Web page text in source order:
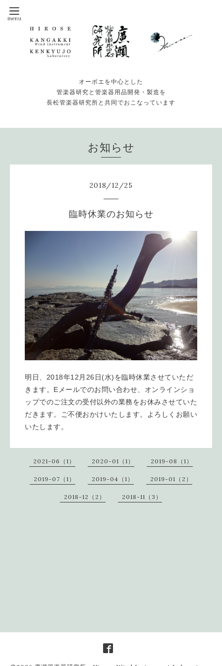
オーボエを中心とした
管楽器研究と管楽器用品開発・製造を
長松管楽器研究所と共同でおこなっています
お知らせ
2018/12/25
臨時休業のお知らせ
明日、2018年12月26日(水)を臨時休業させていただ
きます。Eメールでのお問い合わせ、オンラインショ
ップでのご注文の受付以外の業務をお休みさせていた
だきます。ご不便おかけいたします。よろしくお願い
いたします。
2021-06（1） 2020-01（1） 2019-08（1）
2019-07（1） 2019-04（1） 2019-01（2）
2018-12（2） 2018-11（3）